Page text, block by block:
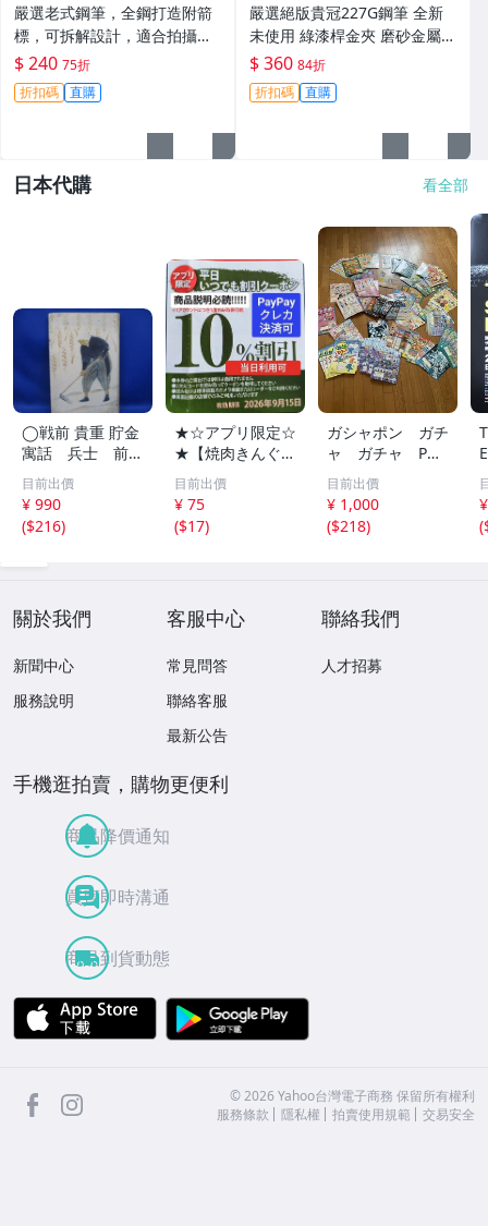
嚴選老式鋼筆，全鋼打造附箭
標，可拆解設計，適合拍攝與
收藏。影視道具好選擇。 老鋼
筆 電影道具 雑貨收藏
$ 240 75折
折扣碼 直購
嚴選絕版貴冠227G鋼筆 全新
未使用 綠漆桿金夾 磨砂金屬外
殼 大明尖飽滿墨水 試寫順滑
適合收藏使用 老鋼筆 條件好
銑筆
$ 360 84折
折扣碼 直購
日本代購 看全部
◯戦前 貴重 貯金
寓話 兵士 前
線 昭和１４年
非売品 貯金局 古
い 昭和 レトロ ア
ンティーク ヴィ
目前出價
¥ 990
($216)
★☆アプリ限定☆
★【焼肉きんぐ】
平日いつでもクー
ポン 10%割引券
9月15日まで Pay
Pay・クレカ決済
目前出價
¥ 75
($17)
ガシャポン ガチ
ャ ガチャ POP
ポップ 台紙
非売品 まとめ
て アンパンマ
ン ポケモン ガ
目前出價
¥ 1,000
($218)
(
關於我們
新聞中心
服務說明
客服中心
常見問答
聯絡客服
最新公告
聯絡我們
人才招募
手機逛拍賣，購物更便利
商品降價通知
買賣即時溝通
商品到貨動態
APP Store
facebook ©2026 Yahoo台灣電子商務 保留所有權利
服務條款
隱私權 拍賣使用規範 交易安全